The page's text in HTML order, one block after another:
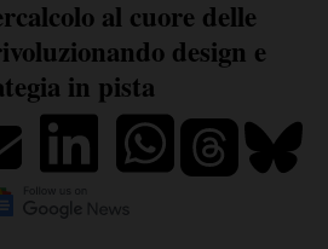
al cuore delle
design e
in pista